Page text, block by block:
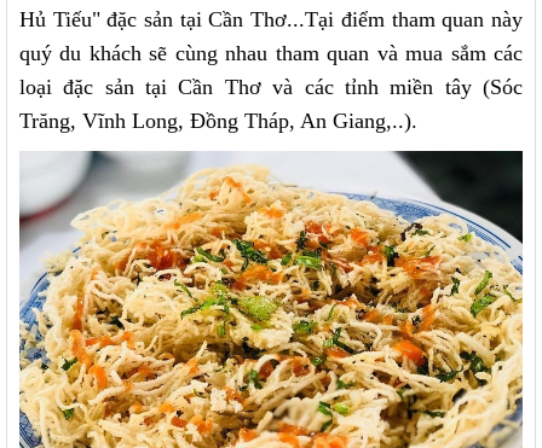
Hủ Tiếu" đặc sản tại Cần Thơ...Tại điểm tham quan này
quý du khách sẽ cùng nhau tham quan và mua sắm các
loại đặc sản tại Cần Thơ và các tỉnh miền tây (Sóc
Trăng, Vĩnh Long, Đồng Tháp, An Giang,..).